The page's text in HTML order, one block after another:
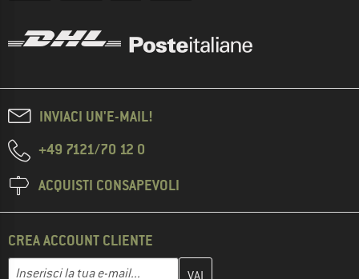
INVIACI UN'E-MAIL!
+49 7121/70 12 0
ACQUISTI CONSAPEVOLI
CREA ACCOUNT CLIENTE
Indirizzo e-mail
Inserisci qui il tuo indirizzo e-mail e crea il tuo account cliente